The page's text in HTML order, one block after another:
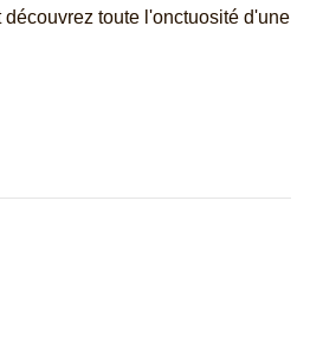
toute l'onctuosité d'une